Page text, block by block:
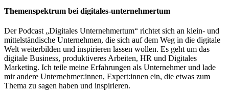
Themenspektrum bei digitales-unternehmertum
Der Podcast „Digitales Unternehmertum“ richtet sich an klein- und
mittelständische Unternehmen, die sich auf dem Weg in die digitale
Welt weiterbilden und inspirieren lassen wollen. Es geht um das
digitale Business, produktiveres Arbeiten, HR und Digitales
Marketing. Ich teile meine Erfahrungen als Unternehmer und lade
mir andere Unternehmer:innen, Expert:innen ein, die etwas zum
Thema zu sagen haben und inspirieren.